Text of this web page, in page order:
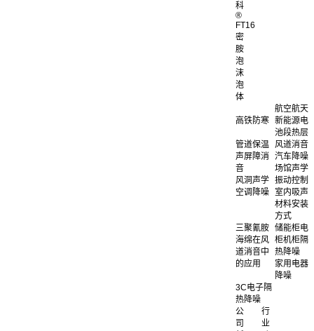
科
®
FT16
密
胺
泡
沫
泡
体
航空航天
高铁防寒 新能源电
池段热层
管道保温
风道消音
声屏障消
音
汽车降噪
场馆声学
风洞声学 振动控制
空调降噪 室内吸声
材料安装
方式
三聚氰胺
海绵在风
道消音中
的应用
储能柜电
柜机柜隔
热降噪
家用电器
降噪
3C电子隔
热降噪
公
司
行
业